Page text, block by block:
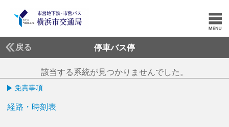
戻る 停車バス停
該当する系統が見つかりませんでした。
免責事項
経路・時刻表